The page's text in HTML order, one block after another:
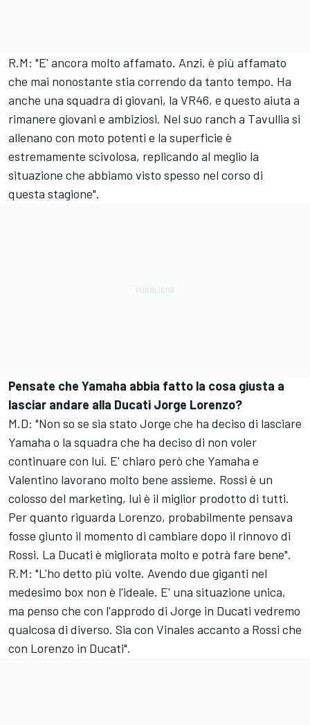
R.M: "E' ancora molto affamato. Anzi, è più affamato
che mai nonostante stia correndo da tanto tempo. Ha
anche una squadra di giovani, la VR46, e questo aiuta a
rimanere giovani e ambiziosi. Nel suo ranch a Tavullia si
allenano con moto potenti e la superficie è
estremamente scivolosa, replicando al meglio la
situazione che abbiamo visto spesso nel corso di
questa stagione".
Pensate che Yamaha abbia fatto la cosa giusta a
lasciar andare alla Ducati Jorge Lorenzo?
M.D: "Non so se sia stato Jorge che ha deciso di lasciare
Yamaha o la squadra che ha deciso di non voler
continuare con lui. E' chiaro però che Yamaha e
Valentino lavorano molto bene assieme. Rossi è un
colosso del marketing, lui è il miglior prodotto di tutti.
Per quanto riguarda Lorenzo, probabilmente pensava
fosse giunto il momento di cambiare dopo il rinnovo di
Rossi. La Ducati è migliorata molto e potrà fare bene".
R.M: "L'ho detto più volte. Avendo due giganti nel
medesimo box non è l'ideale. E' una situazione unica,
ma penso che con l'approdo di Jorge in Ducati vedremo
qualcosa di diverso. Sia con Vinales accanto a Rossi che
con Lorenzo in Ducati".